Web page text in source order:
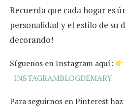
Recuerda que cada hogar es
personalidad y el estilo de su
decorando!
Síguenos en Instagram aquí:
INSTAGRAMBLOGDEMARY
Para seguirnos en Pinterest